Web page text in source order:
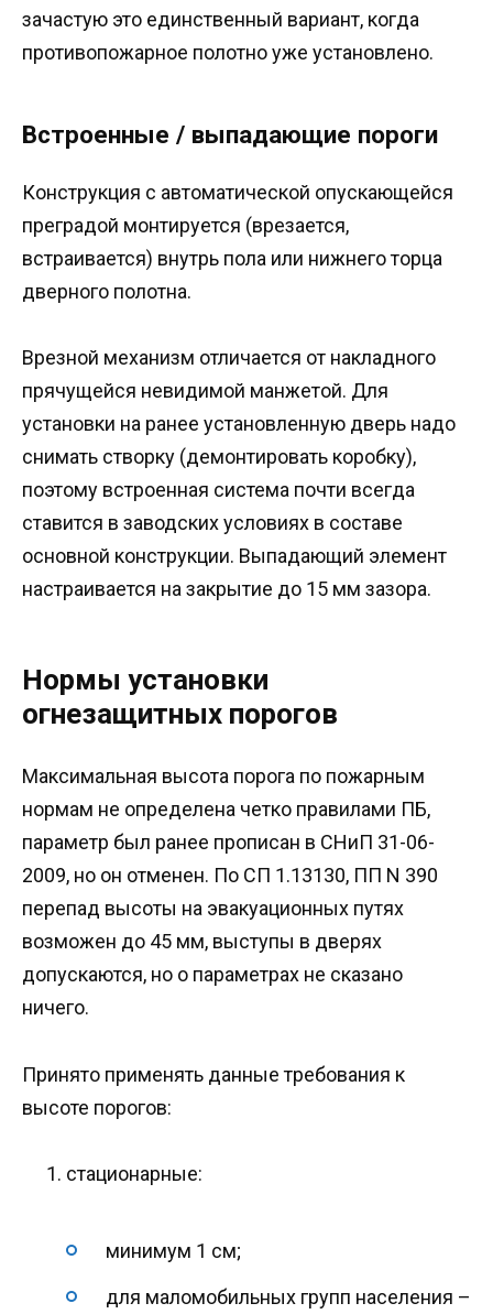
зачастую это единственный вариант, когда
противопожарное полотно уже установлено.
Встроенные / выпадающие пороги
Конструкция с автоматической опускающейся
преградой монтируется (врезается,
встраивается) внутрь пола или нижнего торца
дверного полотна.
Врезной механизм отличается от накладного
прячущейся невидимой манжетой. Для
установки на ранее установленную дверь надо
снимать створку (демонтировать коробку),
поэтому встроенная система почти всегда
ставится в заводских условиях в составе
основной конструкции. Выпадающий элемент
настраивается на закрытие до 15 мм зазора.
Нормы установки
огнезащитных порогов
Максимальная высота порога по пожарным
нормам не определена четко правилами ПБ,
параметр был ранее прописан в СНиП 31-06-
2009, но он отменен. По СП 1.13130, ПП N 390
перепад высоты на эвакуационных путях
возможен до 45 мм, выступы в дверях
допускаются, но о параметрах не сказано
ничего.
Принято применять данные требования к
высоте порогов:
стационарные:
минимум 1 см;
для маломобильных групп населения –